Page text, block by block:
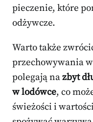
pieczenie, które
odżywcze.
Warto także
przechowywania
polegają nazbyt
w lodówce, co
świeżości i